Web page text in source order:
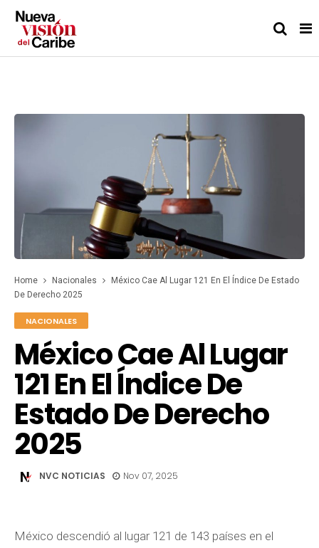
Home Nacionales
México Cae Al Lugar 121 En El Índice De Estado
De Derecho 2025
NACIONALES
México Cae Al Lugar
121 En El Índice De
Estado De Derecho
2025
NVC NOTICIAS Nov 07, 2025
México descendió al lugar 121 de 143 países en el